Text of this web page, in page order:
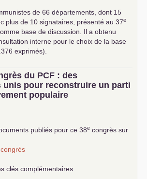
de 66 départements, dont 15
plus de 10 signataires, présenté au 37e
base de discussion. Il a obtenu
interne pour le choix de la base
exprimés).
du PCF : des
unis pour reconstruire un parti
populaire
publiés pour ce 38e congrès sur
clés complémentaires